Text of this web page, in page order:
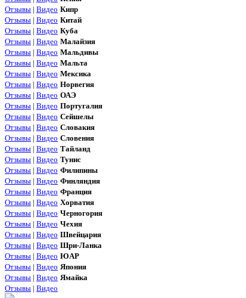
Отзывы | Видео Кипр
Отзывы | Видео Китай
Отзывы | Видео Куба
Отзывы | Видео Малайзия
Отзывы | Видео Мальдивы
Отзывы | Видео Мальта
Отзывы | Видео Мексика
Отзывы | Видео Норвегия
Отзывы | Видео ОАЭ
Отзывы | Видео Португалия
Отзывы | Видео Сейшелы
Отзывы | Видео Словакия
Отзывы | Видео Словения
Отзывы | Видео Тайланд
Отзывы | Видео Тунис
Отзывы | Видео Филипины
Отзывы | Видео Финляндия
Отзывы | Видео Франция
Отзывы | Видео Хорватия
Отзывы | Видео Черногория
Отзывы | Видео Чехия
Отзывы | Видео Швейцария
Отзывы | Видео Шри-Ланка
Отзывы | Видео ЮАР
Отзывы | Видео Япония
Отзывы | Видео Ямайка
Отзывы | Видео